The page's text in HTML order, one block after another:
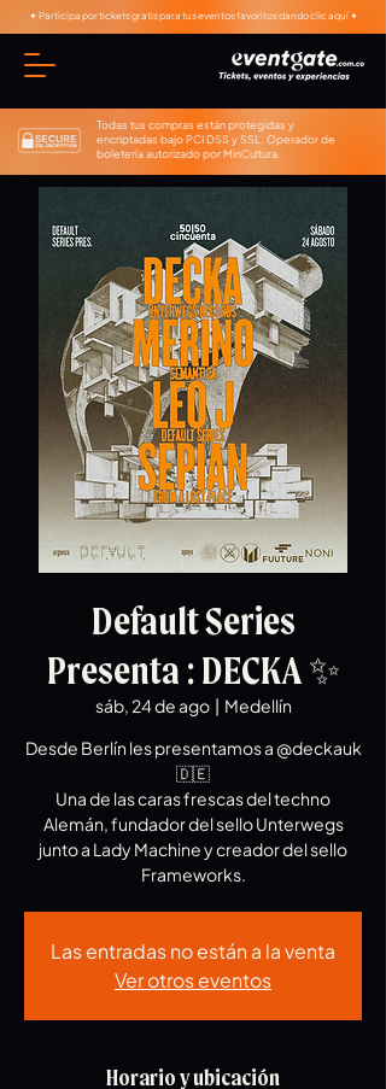
✦ Participa por tickets gratis para tus eventos favoritos dando clic aquí ✦
Todas tus compras están protegidas y
encriptadas bajo PCI DSS y SSL. Operador de
boletería autorizado por MinCultura.
Default Series
Presenta : DECKA ✨
sáb, 24 de ago
  |
Medellín
Desde Berlín les presentamos a @deckauk
🇩🇪
Una de las caras frescas del techno
Alemán, fundador del sello Unterwegs
junto a Lady Machine y creador del sello
Frameworks.
Las entradas no están a la venta
Ver otros eventos
Horario y ubicación